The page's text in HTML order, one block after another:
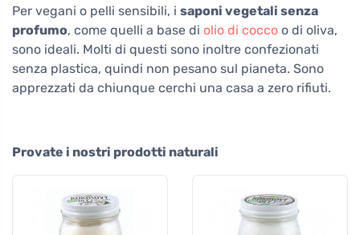
Per vegani o pelli sensibili, i saponi vegetali senza
profumo, come quelli a base di olio di cocco o di oliva,
sono ideali. Molti di questi sono inoltre confezionati
senza plastica, quindi non pesano sul pianeta. Sono
apprezzati da chiunque cerchi una casa a zero rifiuti.
Provate i nostri prodotti naturali